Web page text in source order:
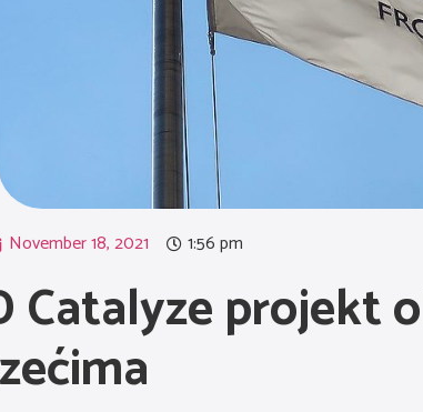
November 18, 2021 1:56 pm
Catalyze projekt